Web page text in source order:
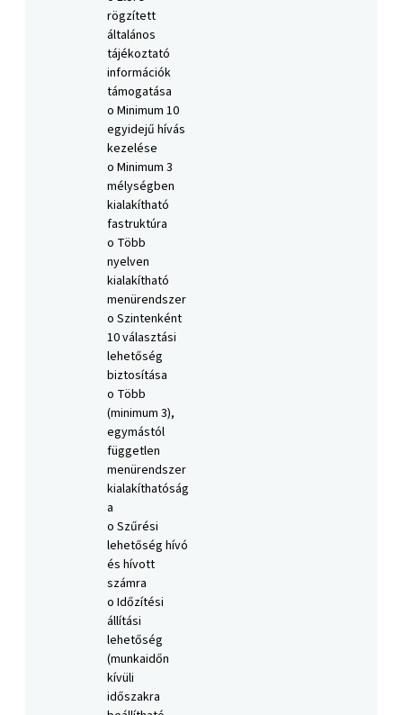
rögzített
általános
tájékoztató
információk
támogatása
o Minimum 10
egyidejű hívás
kezelése
o Minimum 3
mélységben
kialakítható
fastruktúra
o Több
nyelven
kialakítható
menürendszer
o Szintenként
10 választási
lehetőség
biztosítása
o Több
(minimum 3),
egymástól
független
menürendszer
kialakíthatóság
a
o Szűrési
lehetőség hívó
és hívott
számra
o Időzítési
állítási
lehetőség
(munkaidőn
kívüli
időszakra